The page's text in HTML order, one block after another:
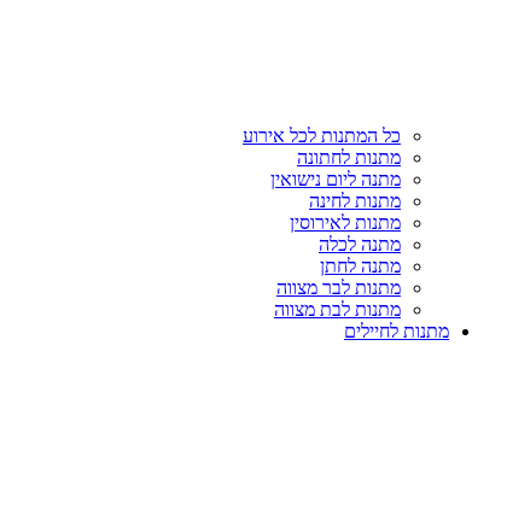
כל המתנות לכל אירוע
מתנות לחתונה
מתנה ליום נישואין
מתנות לחינה
מתנות לאירוסין
מתנה לכלה
מתנה לחתן
מתנות לבר מצווה
מתנות לבת מצווה
מתנות לחיילים